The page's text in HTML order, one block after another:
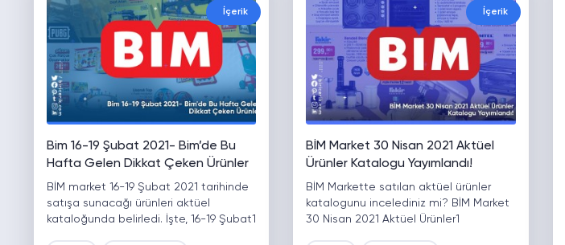
İçerik
Bim 16-19 Şubat 2021- Bim’de Bu
Hafta Gelen Dikkat Çeken Ürünler
BİM market 16-19 Şubat 2021 tarihinde
satışa sunacağı ürünleri aktüel
kataloğunda belirledi. İşte, 16-19 Şubat1
İçerik
BİM Market 30 Nisan 2021 Aktüel
Ürünler Katalogu Yayımlandı!
BİM Markette satılan aktüel ürünler
katalogunu incelediniz mi? BİM Market
30 Nisan 2021 Aktüel Ürünler1